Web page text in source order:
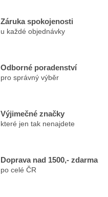
Záruka spokojenosti
u každé objednávky
Odborné poradenství
pro správný výběr
Výjimečné značky
které jen tak nenajdete
Doprava nad 1500,- zdarma
po celé ČR